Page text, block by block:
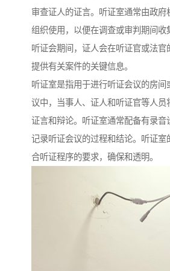
审查证人的证言。听证室通常由政府
组织使用，以便在调查或审判期间收
听证会期间，证人会在听证官或法官
提供有关案件的关键信息。
听证室是指用于进行听证会议的房间
议中，当事人、证人和听证官等人员
证言和辩论。听证室通常配备有录音
记录听证会议的过程和结论。听证室
合听证程序的要求，确保和透明。